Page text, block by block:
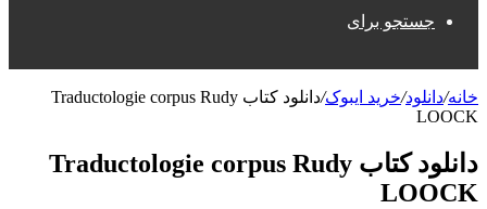
جستجو برای
خانه/دانلود/خرید ایبوک/
دانلود کتاب Traductologie corpus Rudy
LOOCK
دانلود کتاب Traductologie corpus Rudy
LOOCK